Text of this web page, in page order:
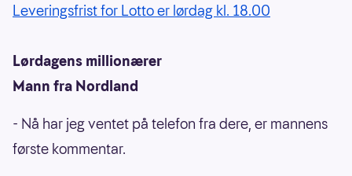
Leveringsfrist for Lotto er lørdag kl. 18.00
Lørdagens millionærer
Mann fra Nordland
- Nå har jeg ventet på telefon fra dere, er mannens
første kommentar.